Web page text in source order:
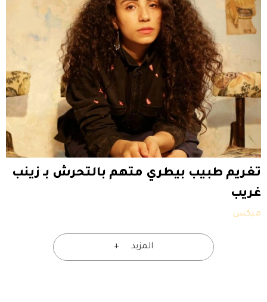
تغريم طبيب بيطري متهم بالتحرش بـ زينب
غريب
ميكس
المزيد